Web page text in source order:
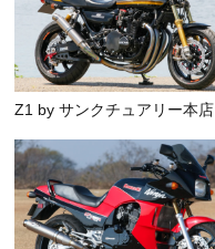
Z1 by サンクチュアリー本店